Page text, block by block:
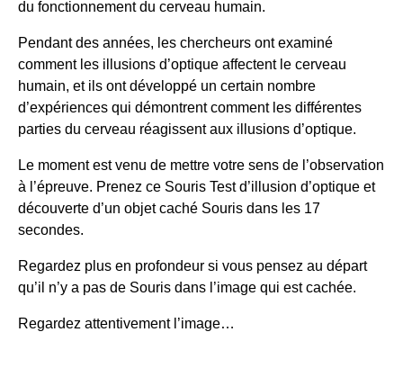
du fonctionnement du cerveau humain.
Pendant des années, les chercheurs ont examiné
comment les illusions d’optique affectent le cerveau
humain, et ils ont développé un certain nombre
d’expériences qui démontrent comment les différentes
parties du cerveau réagissent aux illusions d’optique.
Le moment est venu de mettre votre sens de l’observation
à l’épreuve. Prenez ce Souris Test d’illusion d’optique et
découverte d’un objet caché Souris dans les 17
secondes.
Regardez plus en profondeur si vous pensez au départ
qu’il n’y a pas de Souris dans l’image qui est cachée.
Regardez attentivement l’image…